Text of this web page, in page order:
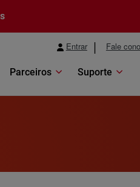
Entrar Fale
Parceiros Suporte